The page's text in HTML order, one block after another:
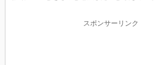
スポンサーリンク